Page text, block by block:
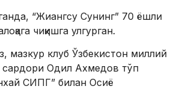
“Жиангсу Сунинг” 70 ёшли
чиқишга улгурган.
мазкур клуб Ўзбекистон миллий
Одил Ахмедов тўп
СИПГ” билан Осиё